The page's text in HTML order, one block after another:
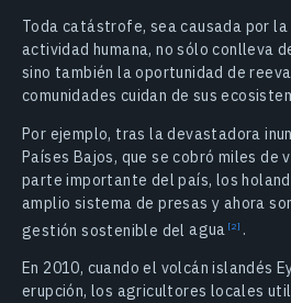
Toda catástrofe, sea causada por
actividad humana, no sólo conlleva
sino también la oportunidad de
comunidades cuidan de sus
Por ejemplo, tras la devastadora
Países Bajos, que se cobró miles de
parte importante del país, los
amplio sistema de presas y ahora
gestión sostenible delagua
.
En 2010, cuando el volcán islandés
erupción, los agricultores locales